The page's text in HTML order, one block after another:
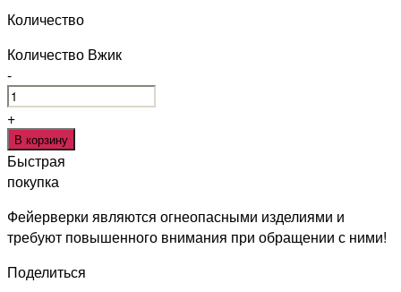
Количество
Количество Вжик
-
+
В корзину
Быстрая
покупка
Фейерверки являются огнеопасными изделиями и
требуют повышенного внимания при обращении с ними!
Поделиться